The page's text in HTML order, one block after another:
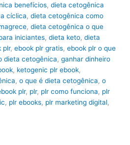
benefícios,dieta cetogênica
cíclica,dieta cetogênica como
,dieta cetogênica o que
iniciantes,dieta keto,dieta
plr,ebook plr gratis,ebook plr o que
dieta cetogênica,ganhar dinheiro
, ketogenic plr ebook,
,o que é dieta cetogênica,o
plr, plr, plr como funciona, plr
, plr ebooks, plr marketing digital,